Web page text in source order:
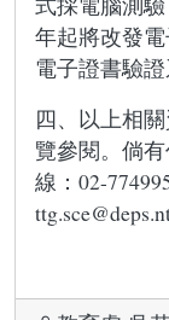
年起將改發
電子證書驗證
四、以上相
覽參閱。倘
線：02-